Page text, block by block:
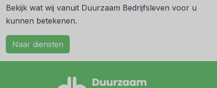
Bekijk wat wij vanuit Duurzaam Bedrijfsleven voor u
kunnen betekenen.
Naar diensten